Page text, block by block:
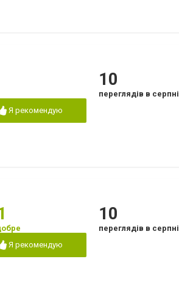
поликлиники № 3
Я рекомендую
10
переглядів в серпні
Я рекомендую
10
переглядів в серпні